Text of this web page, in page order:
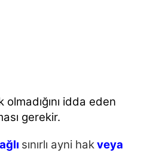
idda eden
gerekir.
sınırlı ayni hakveya